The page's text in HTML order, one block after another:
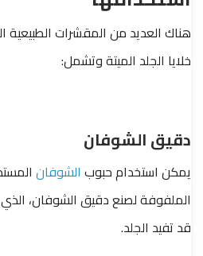
هناك العديد من المقشرات الطبيعية
خلايا الجلد الميتة وتشمل:
دقيق الشوفان
يمكن استخدام حبوب الشوفان
الملفوفة لصنع دقيق الشوفان،
قد تفيد الجلد.